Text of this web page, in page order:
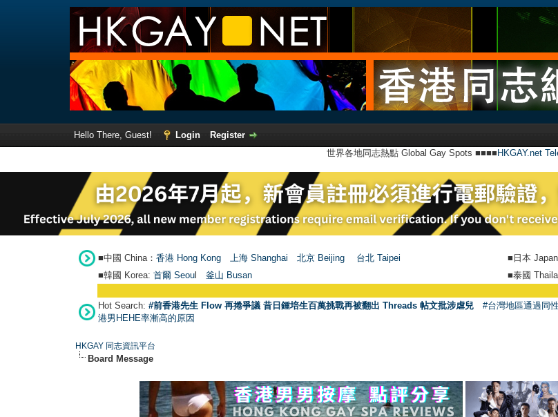
Hello There, Guest! Login
Register
世界各地同志熱點 Global Gay Spots ■■■■ HKGAY.net
■中國 China： 香港 Hong Kong 上海 Shanghai 北京 Beijing 台北 Taipei ■日本 Japan
■韓國 Korea: 首爾 Seou 釜山 Busan ■泰國
Hot Search: #前香港先生 Flow 再捲爭議 昔日鍾培生百萬挑戰再被翻出 Threads 帖文批涉虐兒 #台灣地區通過同
港男HEHE率漸高的原因
HKGAY 同志資訊平台
Board Message